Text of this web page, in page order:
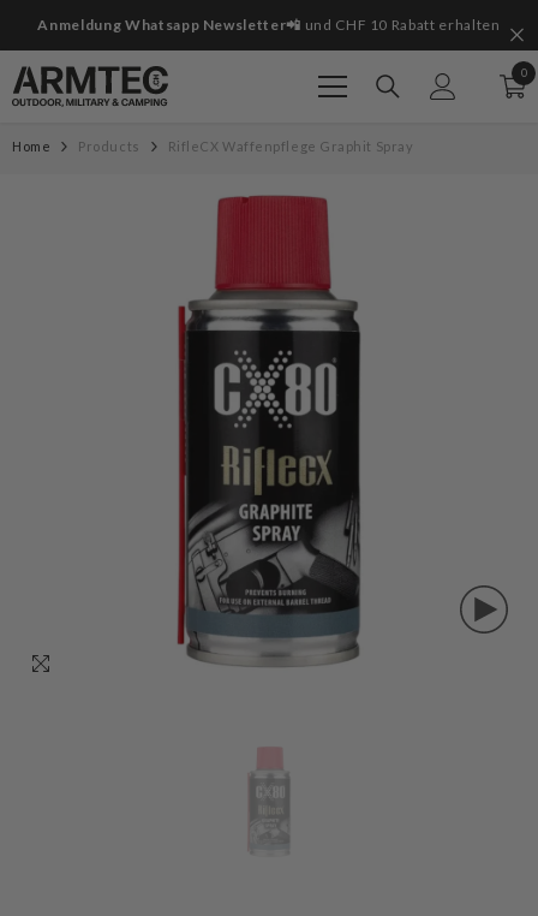
Anmeldung Whatsapp Newsletter📲 und CHF 10 Rabatt erhalten
00
Home Products RifleCX Waffenpflege Graphit Spray